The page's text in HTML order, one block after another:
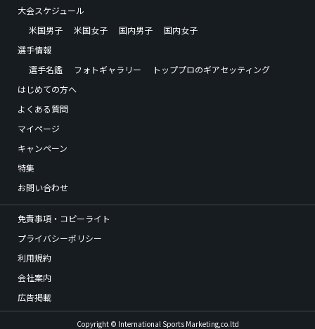
大会スケジュール
米国男子
米国女子 国内男子
国内女子
選手情報
選手名鑑
フォトギャラリー
トッププロのギアセッティング
はじめての方へ
よくある質問
マイページ
キャンペーン
特集
お問い合わせ
免責事項・コピーライト
プライバシーポリシー
利用規約
会社案内
広告掲載
Copyright © International Sports Marketing,co.ltd